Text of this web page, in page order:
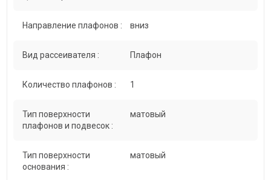
Направление плафонов : вниз
Вид рассеивателя : Плафон
Количество плафонов : 1
Тип поверхности
плафонов и подвесок :
матовый
Тип поверхности
основания :
матовый